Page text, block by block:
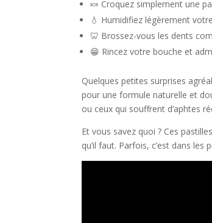
🍬 Croquez simplement une
💧 Humidifiez légèrement
🦷 Brossez-vous les dents
😁 Rincez votre bouche et
Quelques petites surprises
pour une formule naturelle et
ou ceux qui souffrent d’aphtes
Et vous savez quoi ? Ces
qu’il faut. Parfois, c’est dans